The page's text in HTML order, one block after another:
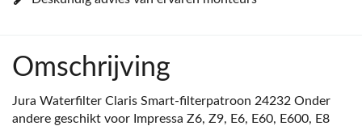
Omschrijving
Jura Waterfilter Claris Smart-filterpatroon 24232 Onder
andere geschikt voor Impressa Z6, Z9, E6, E60, E600, E8